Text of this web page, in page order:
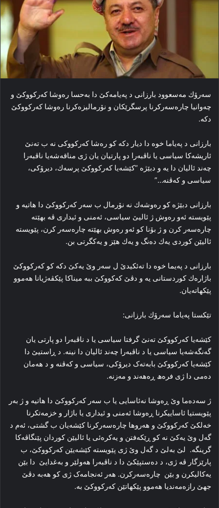
سەرۆك مەسعوود بارزانی د پەیامەكێ دا بەحسا رەوشا كەركووكێ و
چەوانیا چارەسەركرنا پرسگرێكان و نۆرمالیزەكرنا رەوشا كەركووكێ
دكە.
بارزانی د پەیاما خوە دا دیار دكە كو رەشا كەركووكی نە ب تەنێ
ئاریشەكا سیاسی یا ناڤبەرا دو پارتیان یان ژی مناقەشەیا ناڤبەرا
چەند ئالیان دا یە و دبێژە “كێشەیا كەركووكێ پرسەك، دیرۆكی،
سیاسی و كەڤنە…”
بارزانی دبێژە كو رەوشەك نە نۆرمال ب سەر كەركووكێ دا ھاتیە و
پێویستە ئەو رەوش ژ ئالیێ سیاسی، ئەمنی و ئیداری ڤە بھێتە
چارەسەر كرن و ژ بۆنا كو ئەو رەوش بھێتە چارەسەر كرن، پێویستە
ئالیێن كوردی یەك دەنگ و یەك ھێز و یەكگرتی بن.
بارزانی د پەیما خوە دا تەئكیدێ ل سەر وێ یەكێ دكە كو كەركووكێ
باژارەك كوردستانی یە و دڤێ كەكووكێ ببە میناكا پێكڤەژیانا ھەموو
پێكھاتەیان.
تێكستا پەیاما سەرۆك بارزانی:
کێشه‌یا که‌رکووکێ ته‌نێ گرفتا سیاسی یا د ناڤبه‌را دو پارتی یان
گه‌نگه‌شه‌یا سیاسی یا د ناڤبه‌را چه‌ند ئالیان دا نینه‌. د ڕاستیێ دا
کێشه‌یا که‌رکووکێ بابه‌ته‌ک دیرۆکی، سیاسی و که‌ڤنه‌ و د هه‌مان
ده‌می دا ژی فره‌ھ ڕه‌هه‌ند و مه‌زنه‌.
ژ سه‌ده‌ما وێ ڕه‌وشا نه‌ئاسایی یا ب سه‌ر که‌رکووکێ دا هاتیه‌ و ژ به‌ر
پێویستیا ئاساییکرنا ڕه‌وشا ئه‌منی و ئیداری یا باژار و خزمه‌تکرنا
خه‌لکێ که‌رکووکێ و هه‌روها چاره‌سه‌رکرنا کێشه‌یان ب گشتی، ئه‌م د
گه‌ل وێ یه‌کێ نه‌ کو ڕێکه‌فتن و یەكرەئی یا ئالیێن کوردان پێنگاڤەكا
گرینگه‌. لێ به‌لێ د گه‌ل وێ ژی پێویسته‌ کێشه‌یێن که‌رکووکێ، ب
پارێزگار ڤه‌ ژی، د ده‌ستپێکێ دا د ناڤبه‌را هه‌ولێر و بەغدایێ دا بێن
یه‌کالیکرن و بێن چاره‌سه‌رکرن. هه‌ر ئه‌نجامه‌ک ژی کو هه‌بە دڤێ
جهێ رازەمەندیا هه‌موو پێکهاتێن که‌رکووکێ بە.